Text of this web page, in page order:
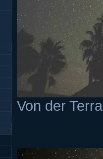
Von der